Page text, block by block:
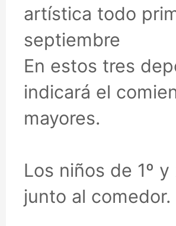
artística todo
septiembre
En estos tres
indicará el
mayores.
Los niños de 1º
junto al comedor.